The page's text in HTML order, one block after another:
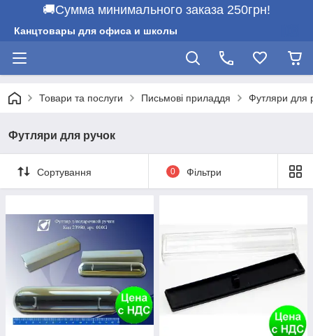
🚚Сумма минимального заказа 250грн!
Канцтовары для офиса и школы
Товари та послуги Письмові приладдя Футляри для
Футляри для ручок
Сортування 0 Фільтри